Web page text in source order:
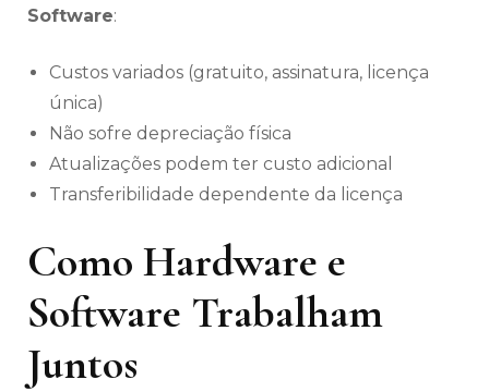
Software:
Custos variados (gratuito, assinatura, licença
única)
Não sofre depreciação física
Atualizações podem ter custo adicional
Transferibilidade dependente da licença
Como Hardware e
Software Trabalham
Juntos